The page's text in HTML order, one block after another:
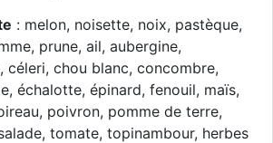
: melon, noisette, noix, pastèque,
prune, ail, aubergine,
céleri, chou blanc, concombre,
échalotte, épinard, fenouil, maïs,
poivron, pomme de terre,
tomate, topinambour, herbes